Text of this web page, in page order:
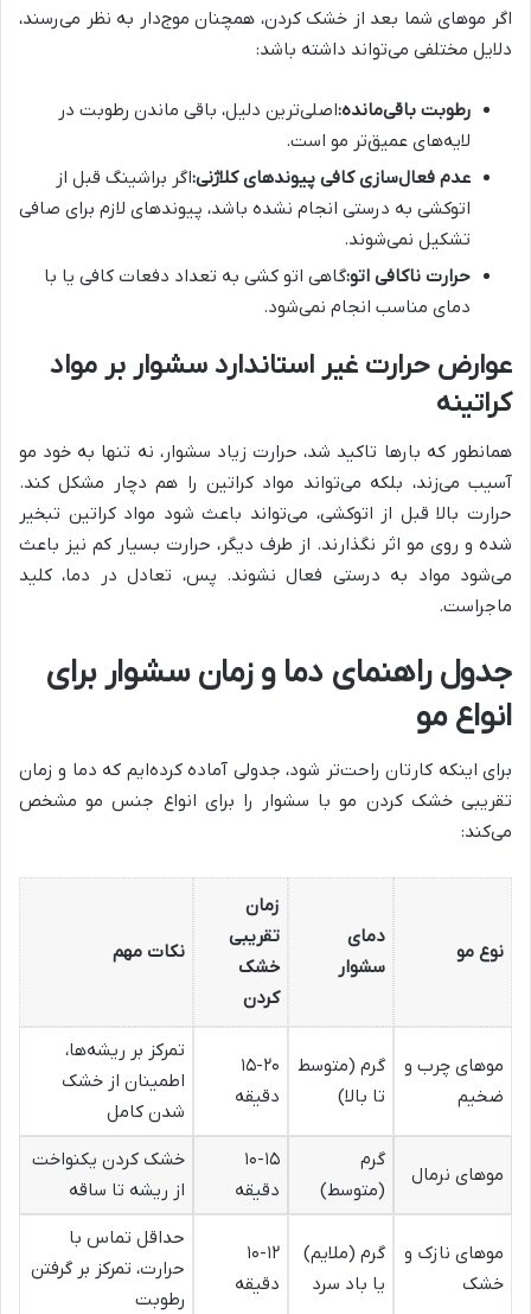
اگر موهای شما بعد از خشک کردن، همچنان موج‌دار به نظر می‌رسند،
دلایل مختلفی می‌تواند داشته باشد:
رطوبت باقی‌مانده:اصلی‌ترین دلیل، باقی ماندن رطوبت در
لایه‌های عمیق‌تر مو است.
عدم فعال‌سازی کافی پیوندهای کلاژنی:اگر براشینگ قبل از
اتوکشی به درستی انجام نشده باشد، پیوندهای لازم برای صافی
تشکیل نمی‌شوند.
حرارت ناکافی اتو:گاهی اتو کشی به تعداد دفعات کافی یا با
دمای مناسب انجام نمی‌شود.
عوارض حرارت غیر استاندارد سشوار بر مواد
کراتینه
همانطور که بارها تاکید شد، حرارت زیاد سشوار، نه تنها به خود مو
آسیب می‌زند، بلکه می‌تواند مواد کراتین را هم دچار مشکل کند.
حرارت بالا قبل از اتوکشی، می‌تواند باعث شود مواد کراتین تبخیر
شده و روی مو اثر نگذارند. از طرف دیگر، حرارت بسیار کم نیز باعث
می‌شود مواد به درستی فعال نشوند. پس، تعادل در دما، کلید
ماجراست.
جدول راهنمای دما و زمان سشوار برای
انواع مو
برای اینکه کارتان راحت‌تر شود، جدولی آماده کرده‌ایم که دما و زمان
تقریبی خشک کردن مو با سشوار را برای انواع جنس مو مشخص
می‌کند:
نوع مو
دمای
سشوار
زمان
تقریبی
خشک
کردن
نکات مهم
موهای چرب و
ضخیم
گرم (متوسط
تا بالا)
۱۵-۲۰
دقیقه
تمرکز بر ریشه‌ها،
اطمینان از خشک
شدن کامل
موهای نرمال
گرم
(متوسط)
۱۰-۱۵
دقیقه
خشک کردن یکنواخت
از ریشه تا ساقه
موهای نازک و
خشک
گرم (ملایم)
یا باد سرد
۱۰-۱۲
دقیقه
حداقل تماس با
حرارت، تمرکز بر گرفتن
رطوبت